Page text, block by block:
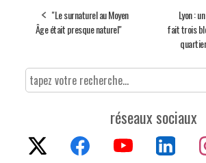
"Le surnaturel au Moyen
Âge était presque naturel"
Lyon :
fait trois
réseaux sociaux